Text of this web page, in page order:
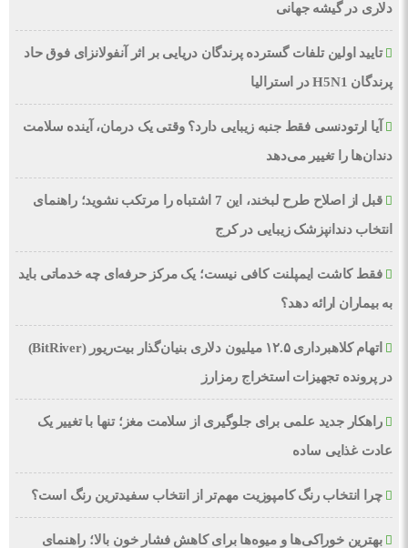
دلاری در گیشه جهانی
تایید اولین تلفات گسترده پرندگان دریایی بر اثر آنفولانزای فوق حاد
پرندگان H5N1 در استرالیا
آیا ارتودنسی فقط جنبه زیبایی دارد؟ وقتی یک درمان، آینده سلامت
دندان‌ها را تغییر می‌دهد
قبل از اصلاح طرح لبخند، این 7 اشتباه را مرتکب نشوید؛ راهنمای
انتخاب دندانپزشک زیبایی در کرج
فقط کاشت ایمپلنت کافی نیست؛ یک مرکز حرفه‌ای چه خدماتی باید
به بیماران ارائه دهد؟
اتهام کلاهبرداری ۱۲.۵ میلیون دلاری بنیان‌گذار بیت‌ریور (BitRiver)
در پرونده تجهیزات استخراج رمزارز
راهکار جدید علمی برای جلوگیری از سلامت مغز؛ تنها با تغییر یک
عادت غذایی ساده
چرا انتخاب رنگ کامپوزیت مهم‌تر از انتخاب سفیدترین رنگ است؟
بهترین خوراکی‌ها و میوه‌ها برای کاهش فشار خون بالا؛ راهنمای